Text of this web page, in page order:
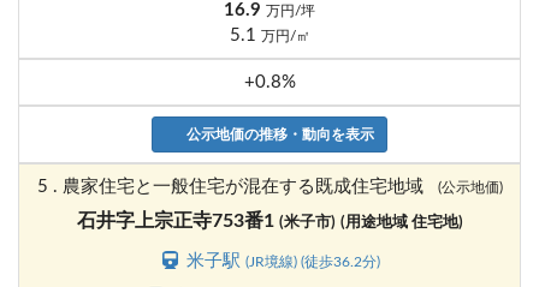
16.9 万円/坪
5.1 万円/㎡
+0.8%
公示地価の推移・動向を表示
5 . 農家住宅と一般住宅が混在する既成住宅地域 (公示地価)
石井字上宗正寺753番1 (米子市) (用途地域 住宅地)
米子駅(JR境線) (徒歩36.2分)